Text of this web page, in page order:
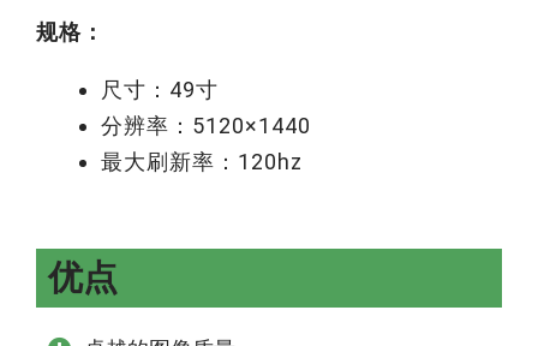
规格：
尺寸：49寸
分辨率：5120×1440
最大刷新率：120hz
优点